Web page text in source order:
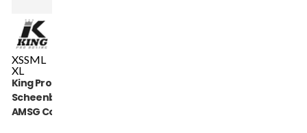
XSSML
XL
King Pro Boxing
Scheenbeschermers
AMSG Cotton (KPB